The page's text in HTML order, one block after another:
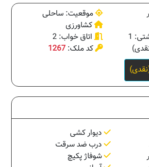
موقعیت: ساحلی
کشاورزی
1
اتاق خواب: 2
کد ملک: 1267
دیوار کشی
درب ضد سرقت
شوفاژ پکیچ